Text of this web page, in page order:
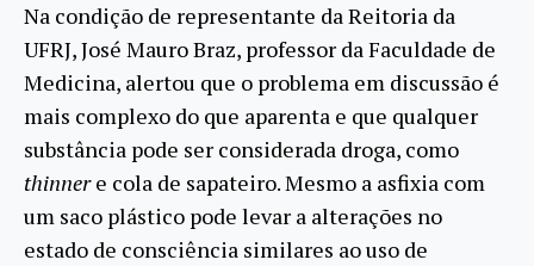
Na condição de representante da Reitoria da
UFRJ, José Mauro Braz, professor da Faculdade de
Medicina, alertou que o problema em discussão é
mais complexo do que aparenta e que qualquer
substância pode ser considerada droga, como
thinnere cola de sapateiro. Mesmo a asfixia com
um saco plástico pode levar a alterações no
estado de consciência similares ao uso de